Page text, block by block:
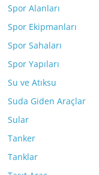
Spor Alanları
Spor Ekipmanları
Spor Sahaları
Spor Yapıları
Su ve Atıksu
Suda Giden Araçlar
Sular
Tanker
Tanklar